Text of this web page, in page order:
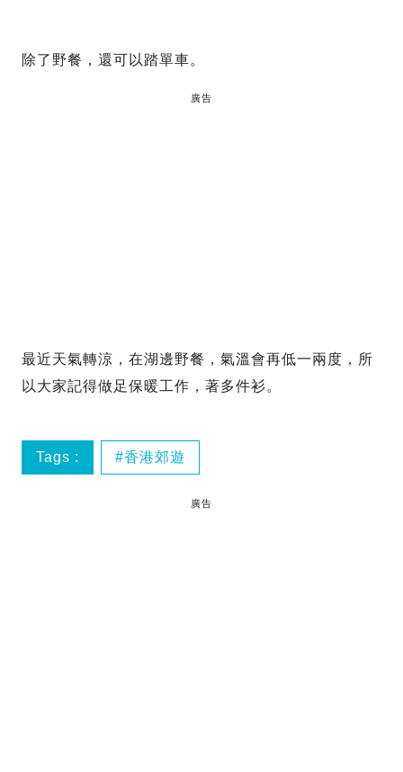
除了野餐，還可以踏單車。
廣告
最近天氣轉涼，在湖邊野餐，氣溫會再低一兩度，所
以大家記得做足保暖工作，著多件衫。
Tags : 香港郊遊
廣告